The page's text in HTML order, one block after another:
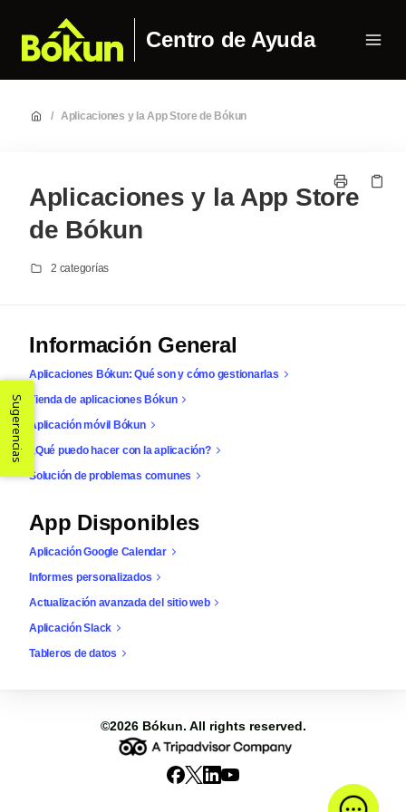
Centro de Ayuda
/ Aplicaciones y la App Store de Bókun
Aplicaciones y la App Store
de Bókun
2 categorías
Información General
Aplicaciones Bókun: Qué son y cómo gestionarlas
Tienda de aplicaciones Bókun
Aplicación móvil Bókun
¿Qué puedo hacer con la aplicación?
Solución de problemas comunes
App Disponibles
Aplicación Google Calendar
Informes personalizados
Actualización avanzada del sitio web
Aplicación Slack
Tableros de datos
©2026 Bókun. All rights reserved.
Sugerencias